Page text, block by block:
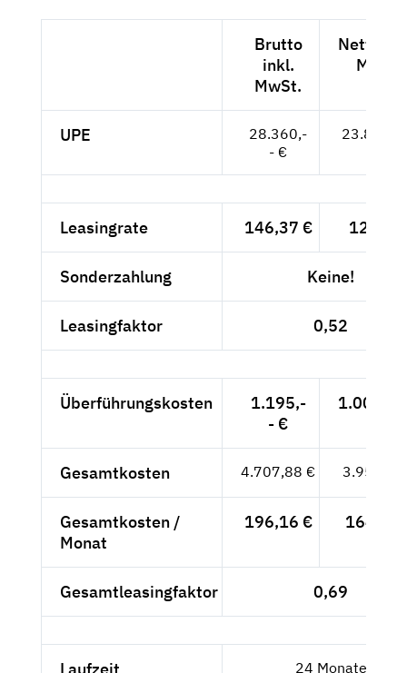
Brutto
inkl.
MwSt.
Netto
MwSt.
UPE
28.360,-
- €
Leasingrate 146,37 € 123,--
Sonderzahlung Keine!
Leasingfaktor 0,52
Überführungskosten
1.195,-
- €
Gesamtkosten 4.707,88 € 3.956,20
Gesamtkosten /
Monat
196,16 € 164,84
Gesamtleasingfaktor 0,69
Laufzeit 24 Monate